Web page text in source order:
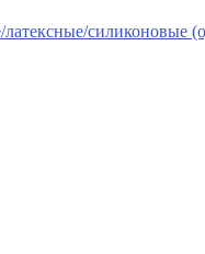
силиконовые